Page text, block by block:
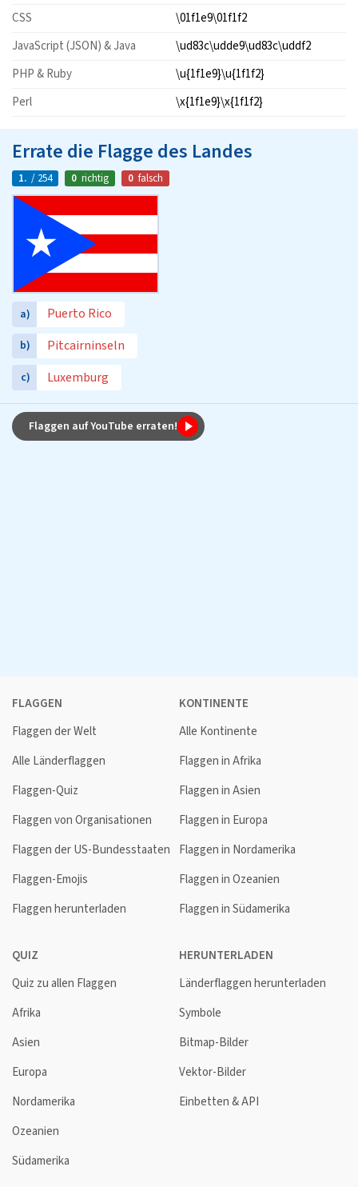
CSS
\01f1e9\01f1f2
JavaScript (JSON) & Java
\ud83c\udde9\ud83c\uddf2
PHP & Ruby
\u{1f1e9}\u{1f1f2}
Perl
\x{1f1e9}\x{1f1f2}
Errate die Flagge des Landes
1. / 254 0 richtig 0 falsch
a) Puerto Rico
b) Pitcairninseln
c) Luxemburg
Flaggen auf YouTube erraten!
FLAGGEN
Flaggen der Welt
Alle Länderflaggen
Flaggen-Quiz
Flaggen von Organisationen
Flaggen der US-Bundesstaaten
Flaggen-Emojis
Flaggen herunterladen
KONTINENTE
Alle Kontinente
Flaggen in Afrika
Flaggen in Asien
Flaggen in Europa
Flaggen in Nordamerika
Flaggen in Ozeanien
Flaggen in Südamerika
QUIZ
Quiz zu allen Flaggen
Afrika
Asien
Europa
Nordamerika
Ozeanien
Südamerika
HERUNTERLADEN
Länderflaggen herunterladen
Symbole
Bitmap-Bilder
Vektor-Bilder
Einbetten & API